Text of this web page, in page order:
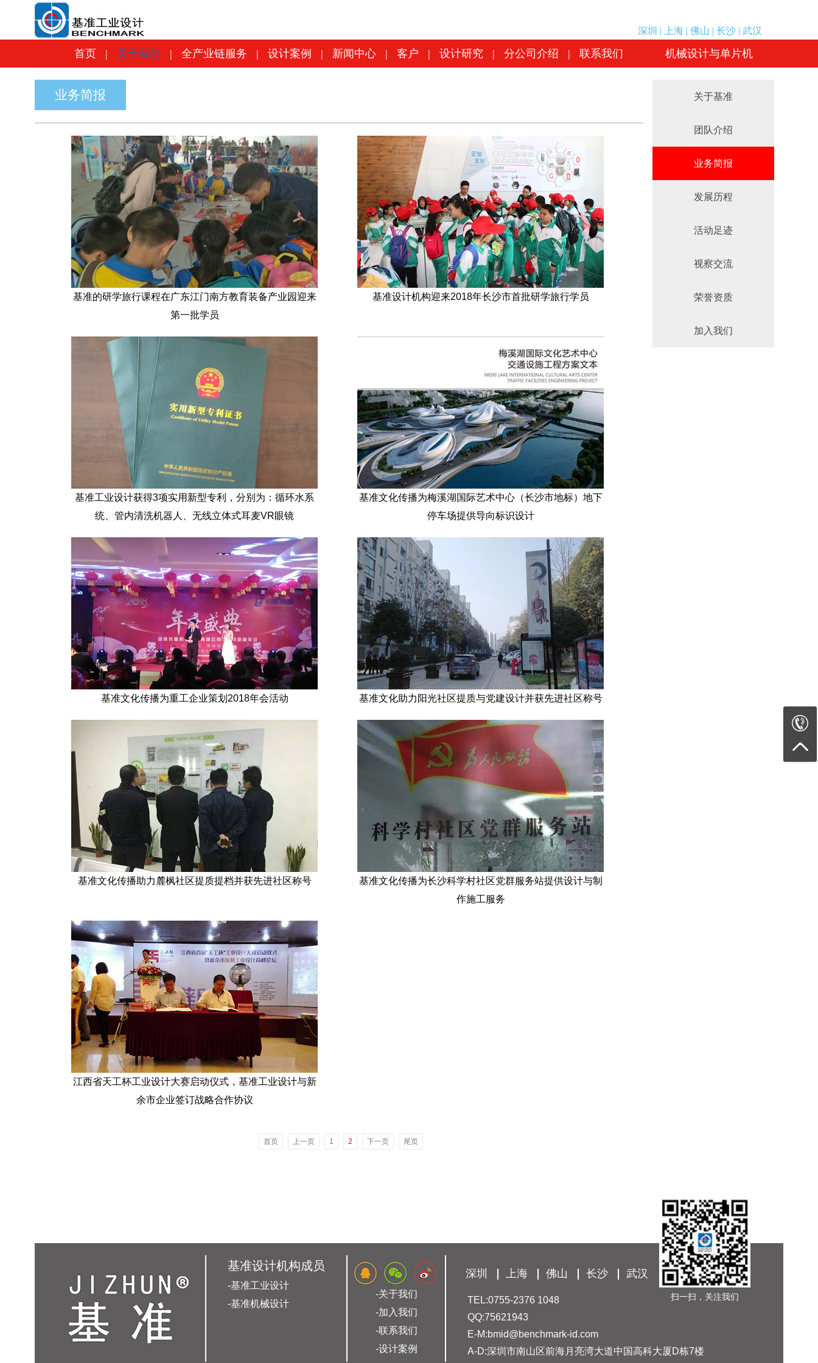
首页 关于我们
深圳 | 上海 | 佛山 | 长沙 | 武汉
首页 | 关于我们 | 全产业链服务 | 设计案例 | 新闻中心 | 客户 | 设计研究 | 分公司介绍 | 联系我们 机械设计与单片机
业务简报
基准的研学旅行课程在广东江门南方教育装备产业园迎来
第一批学员
基准设计机构迎来2018年长沙市首批研学旅行学员
基准工业设计获得3项实用新型专利，分别为：循环水系
统、管内清洗机器人、无线立体式耳麦VR眼镜
基准文化传播为梅溪湖国际艺术中心（长沙市地标）地下
停车场提供导向标识设计
基准文化传播为重工企业策划2018年会活动 基准文化助力阳光社区提质与党建设计并获先进社区称号
基准文化传播助力麓枫社区提质提档并获先进社区称号
基准文化传播为长沙科学村社区党群服务站提供设计与制
作施工服务
江西省天工杯工业设计大赛启动仪式，基准工业设计与新
余市企业签订战略合作协议
首页 上一页 1 2 下一页 尾页
关于基准
团队介绍
业务简报
发展历程
活动足迹
视察交流
荣誉资质
加入我们
基准设计机构成员
-基准工业设计
-基准机械设计
-关于我们
-加入我们
-联系我们
-设计案例
深圳 上海 佛山 长沙 武汉
TEL:0755-2376 1048
QQ:75621943
E-M:bmid@benchmark-id.com
A-D:深圳市南山区前海月亮湾大道中国高科大厦D栋7楼
扫一扫，关注我们